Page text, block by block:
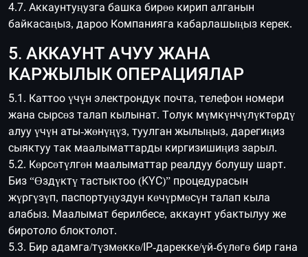
4.7. Аккаунтуңузга башка бирөө кирип алганын
байкасаңыз, дароо Компанияга кабарлашыңыз керек.
5. АККАУНТ АЧУУ ЖАНА
КАРЖЫЛЫК ОПЕРАЦИЯЛАР
5.1. Каттоо үчүн электрондук почта, телефон номери
жана сырсөз талап кылынат. Толук мүмкүнчүлүктөрдү
алуу үчүн аты-жөнүңүз, туулган жылыңыз, дарегиңиз
сыяктуу так маалыматтарды киргизишиңиз зарыл.
5.2. Көрсөтүлгөн маалыматтар реалдуу болушу шарт.
Биз “Өздүктү тастыктоо (KYC)” процедурасын
жүргүзүп, паспортуңуздун көчүрмөсүн талап кыла
алабыз. Маалымат берилбесе, аккаунт убактылуу же
биротоло блоктолот.
5.3. Бир адамга/түзмөккө/IP-дарекке/үй-бүлөгө бир гана